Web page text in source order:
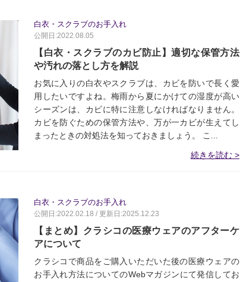
白衣・スクラブのお手入れ
公開日:2022.08.05
【白衣・スクラブのカビ防止】適切な保管方法
や汚れの落とし方を解説
お気に入りの白衣やスクラブは、カビを防いで長く愛
用したいですよね。梅雨から夏にかけての湿度が高い
シーズンは、カビに特に注意しなければなりません。
カビを防ぐための保管方法や、万が一カビが生えてし
まったときの対処法を知っておきましょう。 こ...
続きを読む
白衣・スクラブのお手入れ
公開日:2022.02.18 / 更新日:2025.12.23
【まとめ】クラシコの医療ウェアのアフターケ
アについて
クラシコで商品をご購入いただいた後の医療ウェアの
お手入れ方法についてのWebマガジンにて発信してお